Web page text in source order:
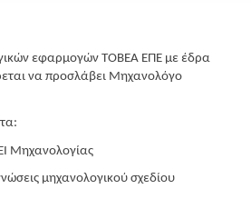
εφαρμογών ΤΟΒΕΑ ΕΠΕ με έδρα
να προσλάβει Μηχανολόγο
μηχανολογικού σχεδίου